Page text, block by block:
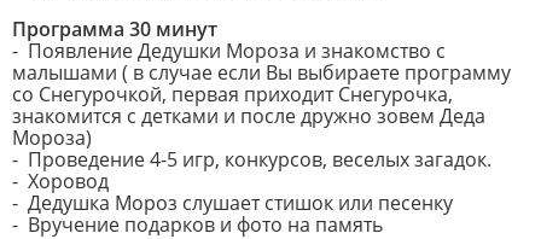
Программа 30 минут
- Появление Дедушки Мороза и знакомство с
малышами ( в случае если Вы выбираете программу
со Снегурочкой, первая приходит Снегурочка,
знакомится с детками и после дружно зовем Деда
Мороза)
- Проведение 4-5 игр, конкурсов, веселых загадок.
- Хоровод
- Дедушка Мороз слушает стишок или песенку
- Вручение подарков и фото на память